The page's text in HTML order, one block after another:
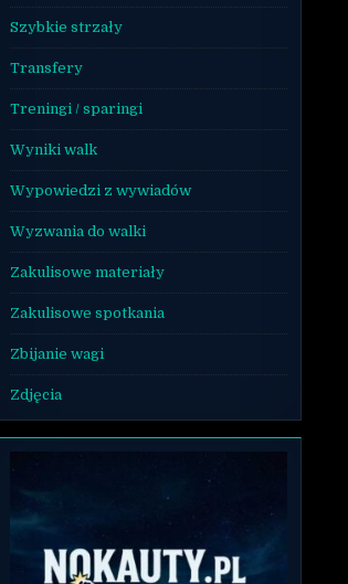
Szybkie strzały
Transfery
Treningi / sparingi
Wyniki walk
Wypowiedzi z wywiadów
Wyzwania do walki
Zakulisowe materiały
Zakulisowe spotkania
Zbijanie wagi
Zdjęcia